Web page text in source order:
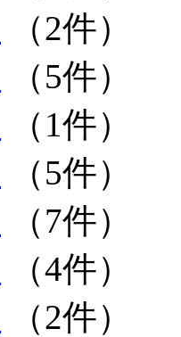
（2件）
（5件）
（1件）
（5件）
（7件）
（4件）
（2件）